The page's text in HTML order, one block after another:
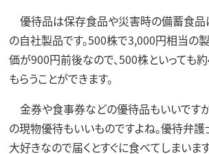
優待品は保存食品や災害時の備蓄食品
の自社製品です。500株で3,000円相当の
価が900円前後なので、500株といっても
もらうことができます。
金券や食事券などの優待品もいいですが
の現物優待もいいものですよね。優待弁
大好きなので届くとすぐに食べてしまいま